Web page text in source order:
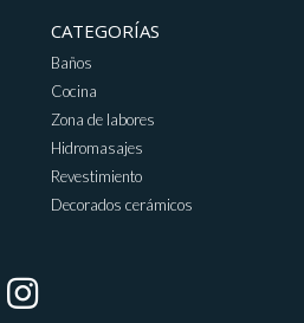
CATEGORÍAS
Baños
Cocina
Zona de labores
Hidromasajes
Revestimiento
Decorados cerámicos